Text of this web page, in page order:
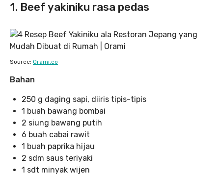
1. Beef yakiniku rasa pedas
Source: Orami.co
Bahan
250 g daging sapi, diiris tipis-tipis
1 buah bawang bombai
2 siung bawang putih
6 buah cabai rawit
1 buah paprika hijau
2 sdm saus teriyaki
1 sdt minyak wijen